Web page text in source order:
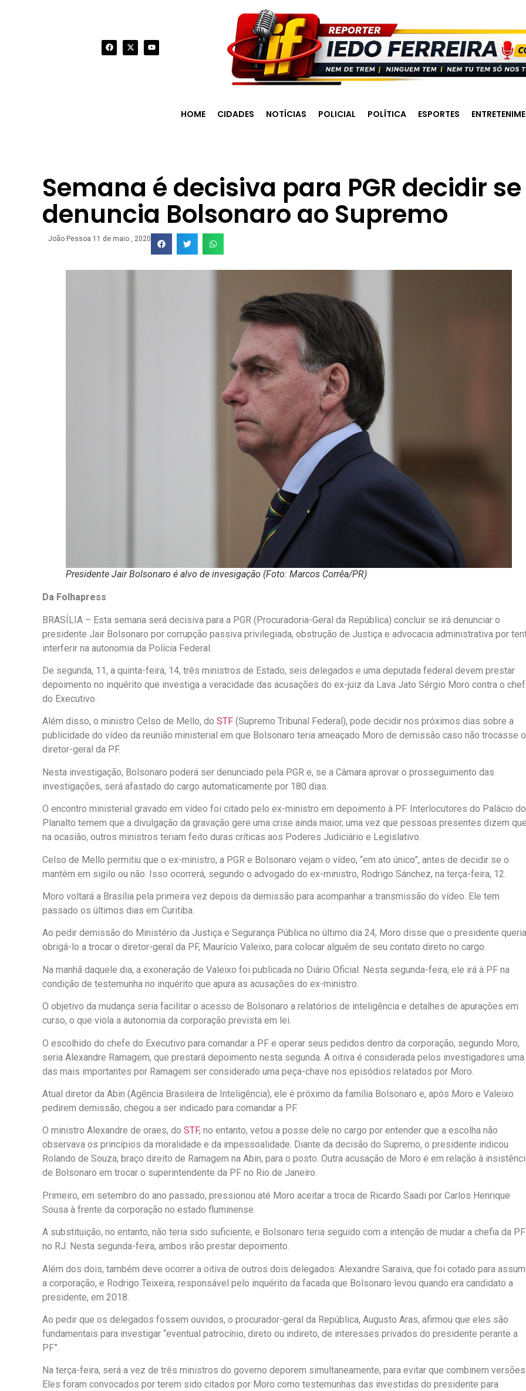
HOME CIDADES NOTÍCIAS POLICIAL POLÍTICA ESPORTES
Semana é decisiva para PGR decidir se
denuncia Bolsonaro ao Supremo
João Pessoa 11 de maio , 2020
Presidente Jair Bolsonaro é alvo de invesigação (Foto: Marcos Corrêa/PR)
Da Folhapress
BRASÍLIA – Esta semana será decisiva para a PGR (Procuradoria-Geral da República) concluir se irá denunciar o
presidente Jair Bolsonaro por corrupção passiva privilegiada, obstrução de Justiça e advocacia administrativa por
interferir na autonomia da Polícia Federal.
De segunda, 11, a quinta-feira, 14, três ministros de Estado, seis delegados e uma deputada federal devem prestar
depoimento no inquérito que investiga a veracidade das acusações do ex-juiz da Lava Jato Sérgio Moro contra o
do Executivo.
Além disso, o ministro Celso de Mello, do STF (Supremo Tribunal Federal), pode decidir nos próximos dias sobre a
publicidade do vídeo da reunião ministerial em que Bolsonaro teria ameaçado Moro de demissão caso não trocasse o
diretor-geral da PF.
Nesta investigação, Bolsonaro poderá ser denunciado pela PGR e, se a Câmara aprovar o prosseguimento das
investigações, será afastado do cargo automaticamente por 180 dias.
O encontro ministerial gravado em vídeo foi citado pelo ex-ministro em depoimento à PF. Interlocutores do Palácio do
Planalto temem que a divulgação da gravação gere uma crise ainda maior, uma vez que pessoas presentes dizem
na ocasião, outros ministros teriam feito duras críticas aos Poderes Judiciário e Legislativo.
Celso de Mello permitiu que o ex-ministro, a PGR e Bolsonaro vejam o vídeo, “em ato único”, antes de decidir se o
mantém em sigilo ou não. Isso ocorrerá, segundo o advogado do ex-ministro, Rodrigo Sánchez, na terça-feira, 12.
Moro voltará a Brasília pela primeira vez depois da demissão para acompanhar a transmissão do vídeo. Ele tem
passado os últimos dias em Curitiba.
Ao pedir demissão do Ministério da Justiça e Segurança Pública no último dia 24, Moro disse que o presidente queria
obrigá-lo a trocar o diretor-geral da PF, Maurício Valeixo, para colocar alguém de seu contato direto no cargo.
Na manhã daquele dia, a exoneração de Valeixo foi publicada no Diário Oficial. Nesta segunda-feira, ele irá à PF na
condição de testemunha no inquérito que apura as acusações do ex-ministro.
O objetivo da mudança seria facilitar o acesso de Bolsonaro a relatórios de inteligência e detalhes de apurações em
curso, o que viola a autonomia da corporação prevista em lei.
O escolhido do chefe do Executivo para comandar a PF e operar seus pedidos dentro da corporação, segundo Moro,
seria Alexandre Ramagem, que prestará depoimento nesta segunda. A oitiva é considerada pelos investigadores uma
das mais importantes por Ramagem ser considerado uma peça-chave nos episódios relatados por Moro.
Atual diretor da Abin (Agência Brasileira de Inteligência), ele é próximo da família Bolsonaro e, após Moro e Valeixo
pedirem demissão, chegou a ser indicado para comandar a PF.
O ministro Alexandre de oraes, do STF, no entanto, vetou a posse dele no cargo por entender que a escolha não
observava os princípios da moralidade e da impessoalidade. Diante da decisão do Supremo, o presidente indicou
Rolando de Souza, braço direito de Ramagem na Abin, para o posto. Outra acusação de Moro é em relação à
de Bolsonaro em trocar o superintendente da PF no Rio de Janeiro.
Primeiro, em setembro do ano passado, pressionou até Moro aceitar a troca de Ricardo Saadi por Carlos Henrique
Sousa à frente da corporação no estado fluminense.
A substituição, no entanto, não teria sido suficiente, e Bolsonaro teria seguido com a intenção de mudar a chefia da PF
no RJ. Nesta segunda-feira, ambos irão prestar depoimento.
Além dos dois, também deve ocorrer a oitiva de outros dois delegados: Alexandre Saraiva, que foi cotado para
a corporação, e Rodrigo Teixeira, responsável pelo inquérito da facada que Bolsonaro levou quando era candidato a
presidente, em 2018.
Ao pedir que os delegados fossem ouvidos, o procurador-geral da República, Augusto Aras, afirmou que eles são
fundamentais para investigar “eventual patrocínio, direto ou indireto, de interesses privados do presidente perante a
PF”.
Na terça-feira, será a vez de três ministros do governo deporem simultaneamente, para evitar que combinem
Eles foram convocados por terem sido citados por Moro como testemunhas das investidas do presidente para